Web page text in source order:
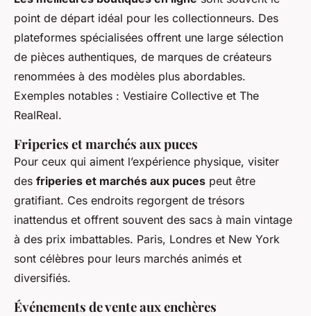
point de départ idéal pour les collectionneurs. Des
plateformes spécialisées offrent une large sélection
de pièces authentiques, de marques de créateurs
renommées à des modèles plus abordables.
Exemples notables : Vestiaire Collective et The
RealReal.
Friperies et marchés aux puces
Pour ceux qui aiment l’expérience physique, visiter
des friperies et marchés aux puces peut être
gratifiant. Ces endroits regorgent de trésors
inattendus et offrent souvent des sacs à main vintage
à des prix imbattables. Paris, Londres et New York
sont célèbres pour leurs marchés animés et
diversifiés.
Événements de vente aux enchères